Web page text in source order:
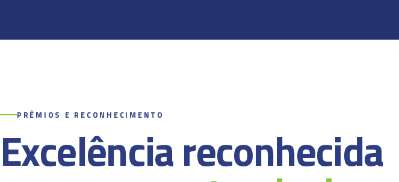
PRÊMIOS E RECONHECIMENTO
Excelência reconhecida